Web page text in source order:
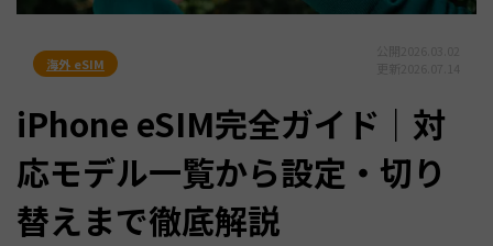
海外 eSIM
iPhone eSIM完全ガイド｜対
応モデル一覧から設定・切り
替えまで徹底解説